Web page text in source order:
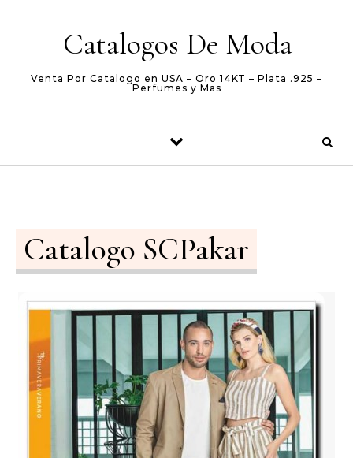
Catalogos De Moda
Venta Por Catalogo en USA – Oro 14KT – Plata .925 –
Perfumes y Mas
Catalogo SCPakar